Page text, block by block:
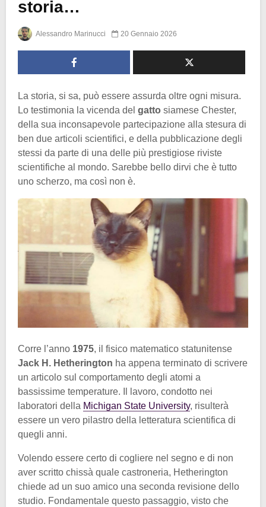
storia…
Alessandro Marinucci 20 Gennaio 2026
La storia, si sa, può essere assurda oltre ogni misura.
Lo testimonia la vicenda del gatto siamese Chester,
della sua inconsapevole partecipazione alla stesura di
ben due articoli scientifici, e della pubblicazione degli
stessi da parte di una delle più prestigiose riviste
scientifiche al mondo. Sarebbe bello dirvi che è tutto
uno scherzo, ma così non è.
Corre l’anno 1975, il fisico matematico statunitense
Jack H. Hetherington ha appena terminato di scrivere
un articolo sul comportamento degli atomi a
bassissime temperature. Il lavoro, condotto nei
laboratori della Michigan State University, risulterà
essere un vero pilastro della letteratura scientifica di
quegli anni.
Volendo essere certo di cogliere nel segno e di non
aver scritto chissà quale castroneria, Hetherington
chiede ad un suo amico una seconda revisione dello
studio. Fondamentale questo passaggio, visto che